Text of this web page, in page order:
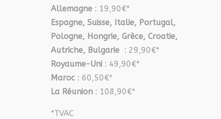
Allemagne : 19,90€*
Espagne, Suisse, Italie, Portugal,
Pologne, Hongrie, Grèce, Croatie,
Autriche, Bulgarie : 29,90€*
Royaume-Uni : 49,90€*
Maroc : 60,50€*
La Réunion : 108,90€*
*TVAC